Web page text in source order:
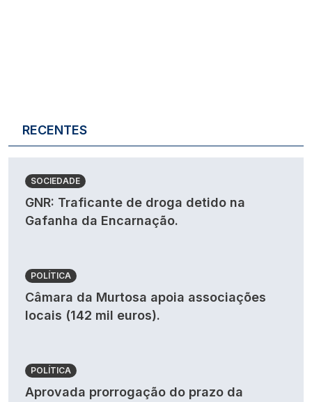
RECENTES
SOCIEDADE
GNR: Traficante de droga detido na
Gafanha da Encarnação.
POLÍTICA
Câmara da Murtosa apoia associações
locais (142 mil euros).
POLÍTICA
Aprovada prorrogação do prazo da